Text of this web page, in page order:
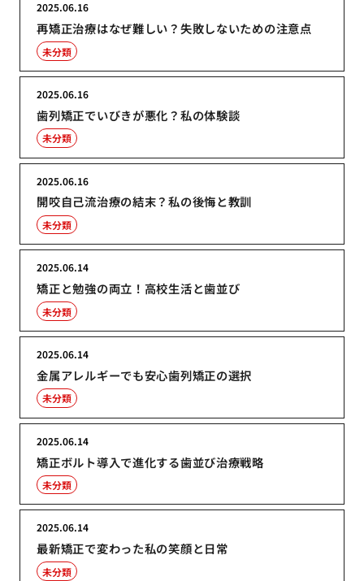
再矯正治療はなぜ難しい？失敗しないための注意点
2025.06.16
未分類
歯列矯正でいびきが悪化？私の体験談
2025.06.16
未分類
開咬自己流治療の結末？私の後悔と教訓
2025.06.16
未分類
矯正と勉強の両立！高校生活と歯並び
2025.06.14
未分類
金属アレルギーでも安心歯列矯正の選択
2025.06.14
未分類
矯正ボルト導入で進化する歯並び治療戦略
2025.06.14
未分類
最新矯正で変わった私の笑顔と日常
2025.06.14
未分類